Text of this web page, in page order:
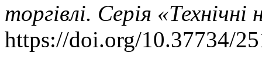
торгівлі. Серія «Технічні
https://doi.org/10.37734/